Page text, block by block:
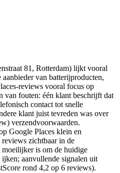
81, Rotterdam) lijkt vooral
van batterijproducten,
reviews vooral focus op
van fouten: één klant beschrijft dat
contact tot snelle
klant juist tevreden was over
verzendvoorwaarden.
Google Places klein en
reviews zichtbaar in de
moeilijker is om de huidige
aanvullende signalen uit
rond 4,2 op 6 reviews).